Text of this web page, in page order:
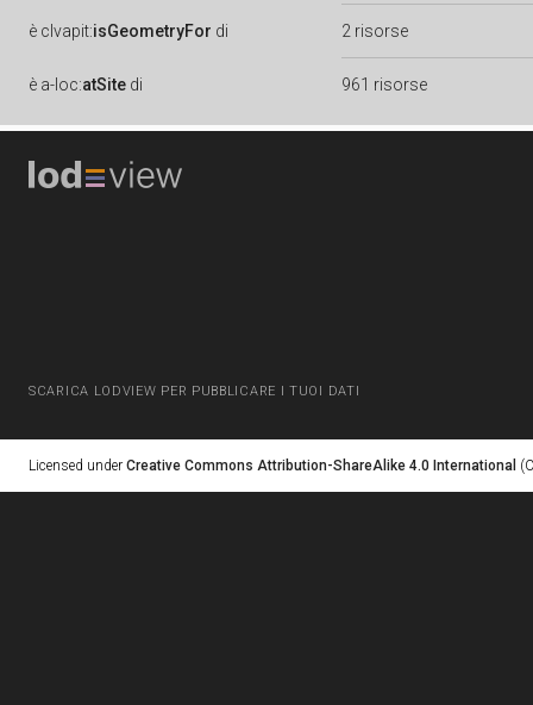
è clvapit:isGeometryFor di 2 risorse
è a-loc:atSite di 961 risorse
SCARICA LODVIEW PER PUBBLICARE I TUOI DATI
Licensed under Creative Commons Attribution-ShareAlike 4.0 International